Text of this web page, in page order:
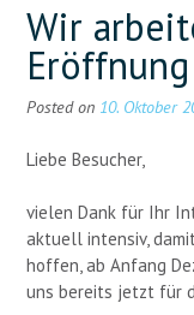
Wir
Eröffnung
Posted on 10. Oktober
Liebe Besucher,
vielen Dank für Ihr
aktuell intensiv,
hoffen, ab Anfang
uns bereits jetzt für